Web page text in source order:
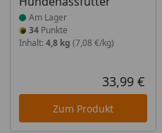
Preis
Am Lager
34Punkte
Inhalt: 4,8 kg (7,08 €/kg)
33,99 €
Zum Produkt